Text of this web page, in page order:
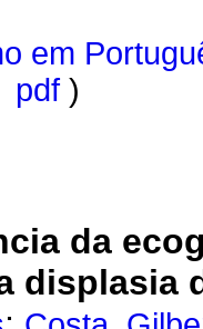
em
pdf )
da
displasia